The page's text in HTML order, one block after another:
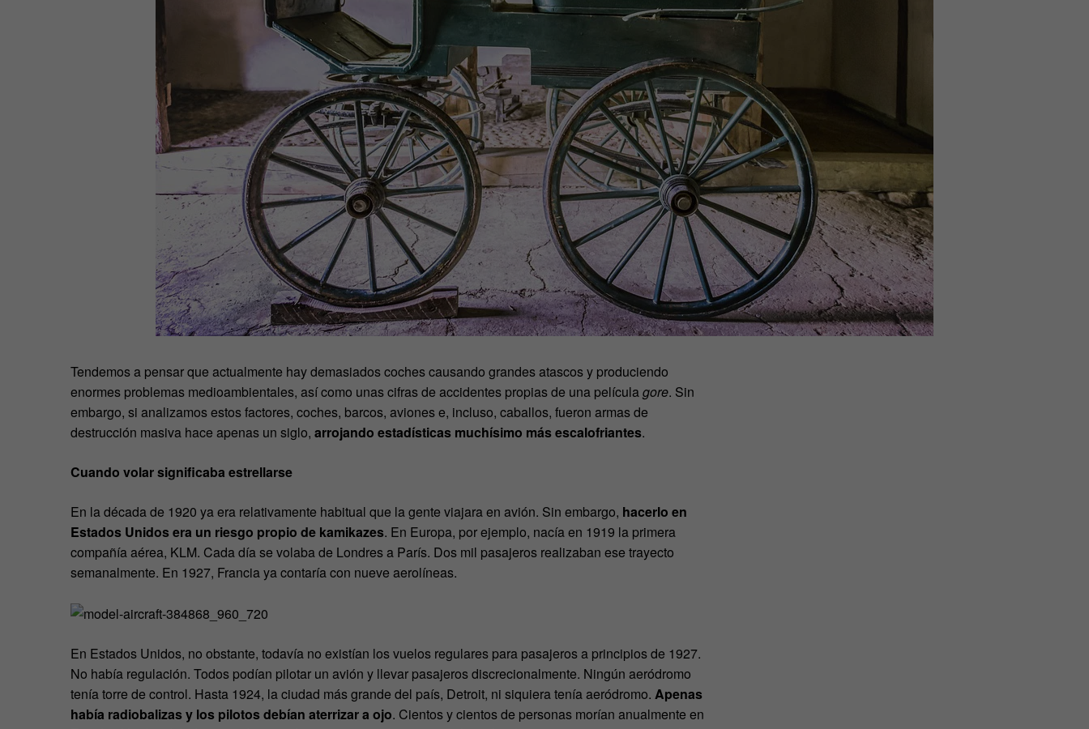
Tendemos a pensar que actualmente hay demasiados coches causando grandes atascos y produciendo
enormes problemas medioambientales, así como unas cifras de accidentes propias de una película gore. Sin
embargo, si analizamos estos factores, coches, barcos, aviones e, incluso, caballos, fueron armas de
destrucción masiva hace apenas un siglo, arrojando estadísticas muchísimo más escalofriantes.
Cuando volar significaba estrellarse
En la década de 1920 ya era relativamente habitual que la gente viajara en avión. Sin embargo, hacerlo en
Estados Unidos era un riesgo propio de kamikazes. En Europa, por ejemplo, nacía en 1919 la primera
compañía aérea, KLM. Cada día se volaba de Londres a París. Dos mil pasajeros realizaban ese trayecto
semanalmente. En 1927, Francia ya contaría con nueve aerolíneas.
En Estados Unidos, no obstante, todavía no existían los vuelos regulares para pasajeros a principios de 1927.
No había regulación. Todos podían pilotar un avión y llevar pasajeros discrecionalmente. Ningún aeródromo
tenía torre de control. Hasta 1924, la ciudad más grande del país, Detroit, ni siquiera tenía aeródromo. Apenas
había radiobalizas y los pilotos debían aterrizar a ojo. Cientos y cientos de personas morían anualmente en